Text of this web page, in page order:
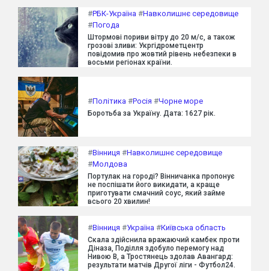
#РБК-Україна #Навколишнє середовище
#Погода
Штормові пориви вітру до 20 м/с, а також
грозові зливи: Укргідрометцентр
повідомив про жовтий рівень небезпеки в
восьми регіонах країни.
#Політика #Росія #Чорне море
Боротьба за Україну. Дата: 1627 рік.
#Вінниця #Навколишнє середовище
#Молдова
Портулак на городі? Вінничанка пропонує
не поспішати його викидати, а краще
приготувати смачний соус, який займе
всього 20 хвилин!
#Вінниця #Україна #Київська область
Скала здійснила вражаючий камбек проти
Діназа, Поділля здобуло перемогу над
Нивою В, а Тростянець здолав Авангард:
результати матчів Другої ліги - Футбол24.